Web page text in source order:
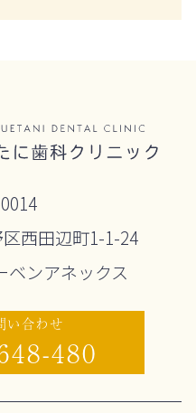
西田辺町1-1-24
ベンアネックス
い合わせ
480